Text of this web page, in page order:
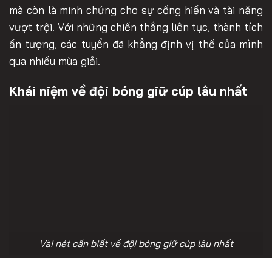
mà còn là minh chứng cho sự cống hiến và tài năng
vượt trội. Với những chiến thắng liên tục, thành tích
ấn tượng, các tuyển đã khẳng định vị thế của mình
qua nhiều mùa giải.
Khái niệm về đội bóng giữ cúp lâu nhất
Vài nét cần biết về đội bóng giữ cúp lâu nhất